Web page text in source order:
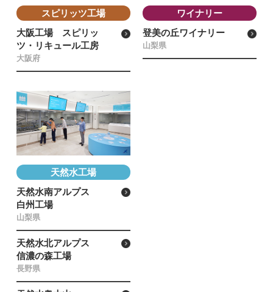
スピリッツ工場
大阪工場 スピリッ
ツ・リキュール工房
大阪府
ワイナリー
登美の丘ワイナリー
山梨県
天然水工場
天然水南アルプス
白州工場
山梨県
天然水北アルプス
信濃の森工場
長野県